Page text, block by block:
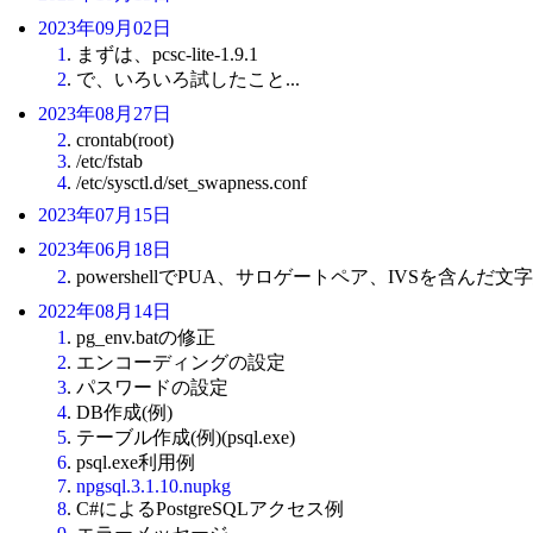
2023年09月02日
1 . まずは、pcsc-lite-1.9.1
2. で、いろいろ試したこと...
2023年08月27日
2. crontab(root)
3. /etc/fstab
4. /etc/sysctl.d/set_swapness.conf
2023年07月15日
2023年06月18日
2. powershellでPUA、サロゲートペア、IVSを含んだ文
2022年08月14日
1 . pg_env.batの修正
2. エンコーディングの設定
3. パスワードの設定
4. DB作成(例)
5. テーブル作成(例)(psql.exe)
6. psql.exe利用例
7. npgsql.3.1.10.nupkg
8. C#によるPostgreSQLアクセス例